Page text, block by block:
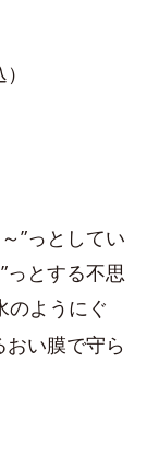
”っとしてい
っとする不思
のようにぐ
い膜で守ら